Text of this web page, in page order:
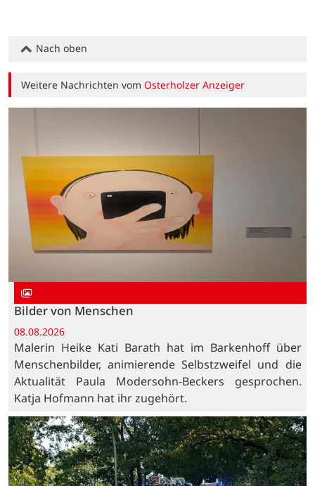
Nach oben
Weitere Nachrichten vomOsterholzer Anzeiger
Bilder von Menschen
08.08.2026
Malerin Heike Kati Barath hat im Barkenhoff über
Menschenbilder, animierende Selbstzweifel und die
Aktualität Paula Modersohn-Beckers gesprochen.
Katja Hofmann hat ihr zugehört.